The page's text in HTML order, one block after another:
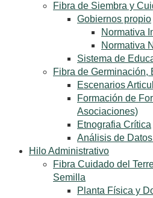
Fibra de Siembra y
Gobiernos propio
Normativa
Normativa
Sistema de
Fibra de Germinación,
Escenarios
Formación de
Asociaciones)
Etnografia Crítica
Análisis de
Hilo Administrativo
Fibra Cuidado del
Semilla
Planta Física y